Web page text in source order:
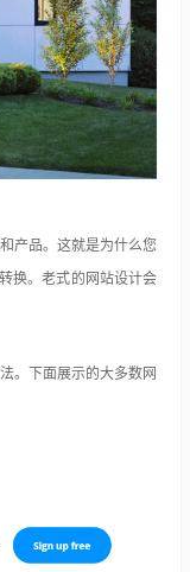
产品。这就是为什么您
换。老式的网站设计会
。下面展示的大多数网
作15套(100多种)”的文章居
谢谢大家一…